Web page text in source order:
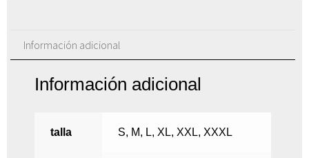
Información adicional
Información adicional
talla S, M, L, XL, XXL, XXXL